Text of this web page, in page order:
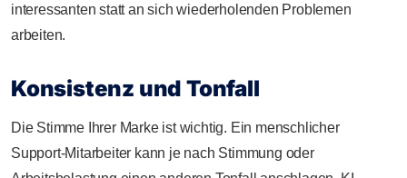
interessanten statt an sich wiederholenden Problemen
arbeiten.
Konsistenz und Tonfall
Die Stimme Ihrer Marke ist wichtig. Ein menschlicher
Support-Mitarbeiter kann je nach Stimmung oder